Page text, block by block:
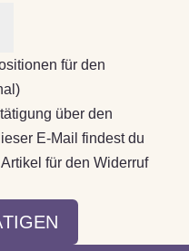
für den
über den
E-Mail findest du
für den Widerruf